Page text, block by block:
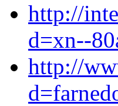
http://
d=xn--
http://